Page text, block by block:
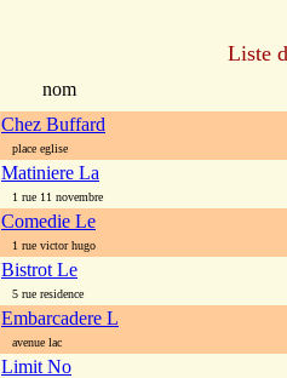
Liste
nom
Chez Buffard
place eglise
Matiniere La
1 rue 11 novembre
Comedie Le
1 rue victor hugo
Bistrot Le
5 rue residence
Embarcadere L
avenue lac
Limit No